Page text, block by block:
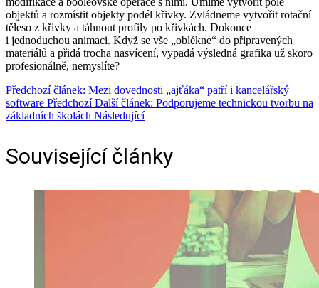
objektů a rozmístit objekty podél křivky. Zvládneme vytvořit rotační
těleso z křivky a táhnout profily po křivkách. Dokonce
i jednoduchou animaci. Když se vše „oblékne“ do připravených
materiálů a přidá trocha nasvícení, vypadá výsledná grafika už skoro
profesionálně, nemyslíte?
Předchozí článek: Mezi dovednosti „ajťáka“ patří i kancelářský
software Předchozí Další článek: Podporujeme technickou tvorbu na
základních školách Následující
Související články